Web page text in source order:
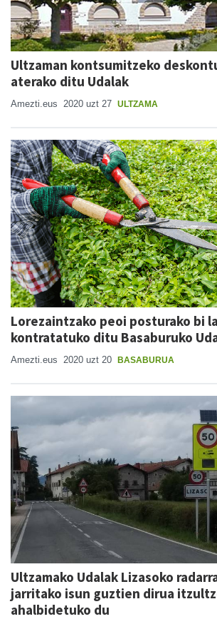
Ultzaman kontsumitzeko
aterako ditu Udalak
Amezti.eus 2020 uzt 27 ULTZAMA
Lorezaintzako peoi posturako bi
kontratatuko ditu Basaburuko
Amezti.eus 2020 uzt 20 BASABURUA
Ultzamako Udalak Lizasoko
jarritako isun guztien dirua
ahalbidetuko du